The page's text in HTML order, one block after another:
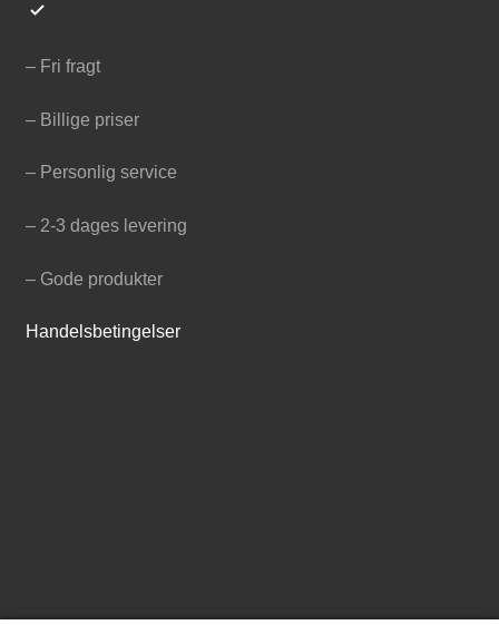
– Fri fragt
– Billige priser
– Personlig service
– 2-3 dages levering
– Gode produkter
Handelsbetingelser